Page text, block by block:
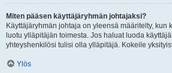
Miten pääsen käyttäjäryhmän johtajaksi?
Käyttäjäryhmän johtaja on yleensä määritelty, kun
luotu ylläpitäjän toimesta. Jos haluat luoda
yhteyshenkilösi tulisi olla ylläpitäjä. Kokeile
Ylös